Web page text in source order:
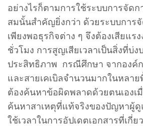
อย่างไรก็ตามการใช้ระบบการจัดก
สมนั้นสําคัญยิ่งกว่า ด้วยระบบการ
เพียงพอธุรกิจต่าง ๆ จึงต้องเสียแร
ชั่วโมง การสูญเสียเวลาเป็นสิ่งที่บ่
ประสิทธิภาพ กรณีศึกษา จากองค์
และสายเคเบิลจํานวนมากในหลา
ต้องค้นหาข้อผิดพลาดด้วยตนเองเ
ค้นหาสาเหตุที่แท้จริงของปัญหาผู้ดู
ใช้เวลาในการอัปเดตเอกสารที่เกี่